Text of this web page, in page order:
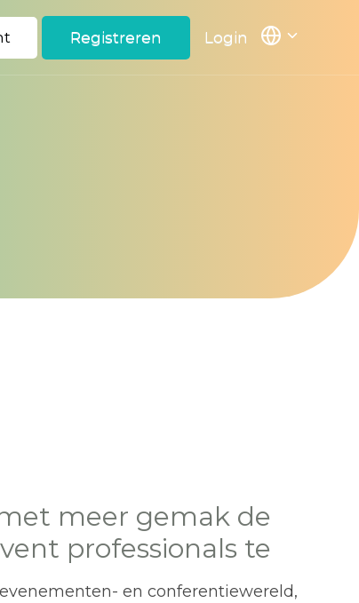
Registreren Login
meer gemak de
professionals te
en conferentiewereld,